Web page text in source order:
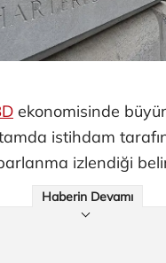
ekonomisinde
istihdam
izlendiği
Haberin Devamı